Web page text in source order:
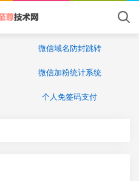
微信域名防封跳转
微信加粉统计系统
个人免签码支付